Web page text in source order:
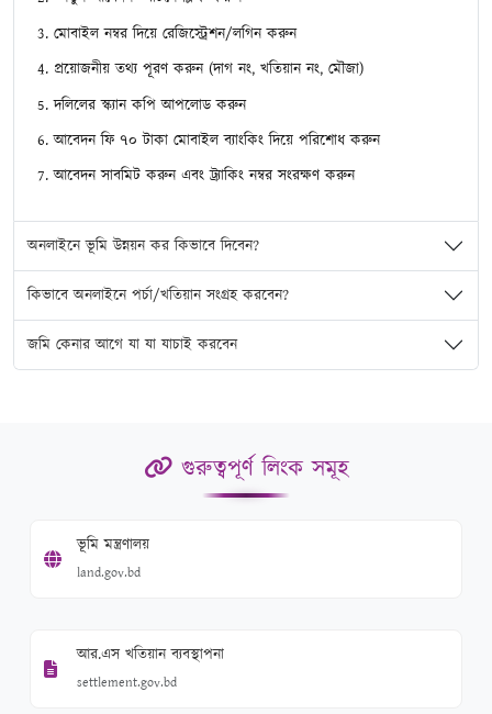
মোবাইল নম্বর দিয়ে রেজিস্ট্রেশন/লগিন করুন
প্রয়োজনীয় তথ্য পূরণ করুন (দাগ নং, খতিয়ান নং, মৌজা)
দলিলের স্ক্যান কপি আপলোড করুন
আবেদন ফি ৭০ টাকা মোবাইল ব্যাংকিং দিয়ে পরিশোধ করুন
আবেদন সাবমিট করুন এবং ট্র্যাকিং নম্বর সংরক্ষণ করুন
অনলাইনে ভূমি উন্নয়ন কর কিভাবে দিবেন?
কিভাবে অনলাইনে পর্চা/খতিয়ান সংগ্রহ করবেন?
জমি কেনার আগে যা যা যাচাই করবেন
গুরুত্বপূর্ণ লিংক সমূহ
ভূমি মন্ত্রণালয়
land.gov.bd
আর.এস খতিয়ান ব্যবস্থাপনা
settlement.gov.bd